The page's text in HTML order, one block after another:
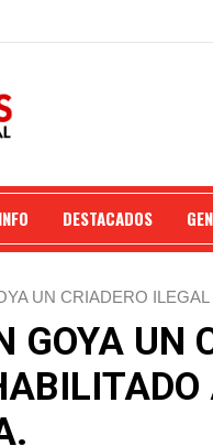
DESTACADOS
UN CRIADERO
GOYA UN